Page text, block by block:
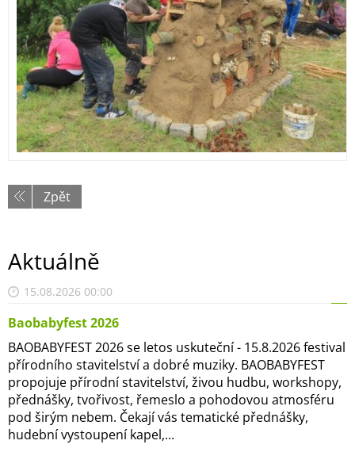
Zpět
Aktuálně
15.08.2026 00:00
Baobabyfest 2026
BAOBABYFEST 2026 se letos uskuteční - 15.8.2026 festival
přírodního stavitelství a dobré muziky. BAOBABYFEST
propojuje přírodní stavitelství, živou hudbu, workshopy,
přednášky, tvořivost, řemeslo a pohodovou atmosféru
pod širým nebem. Čekají vás tematické přednášky,
hudební vystoupení kapel,...